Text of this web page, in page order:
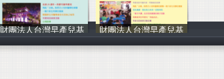
財團法人台灣早產兒基
財團法人台灣早
財團法人台灣早產兒基
財團法人台灣早